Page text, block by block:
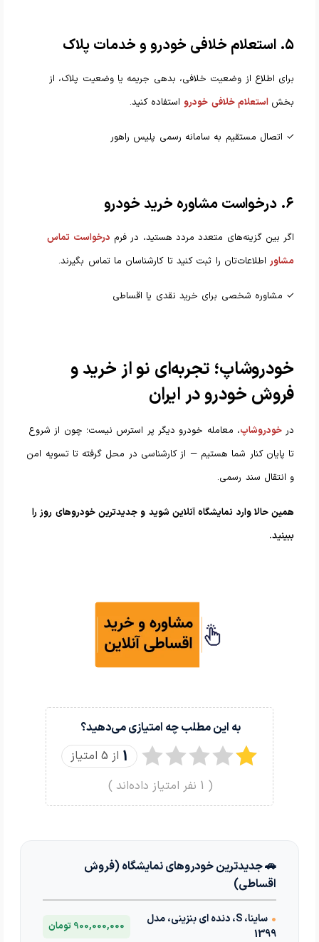
۵. استعلام خلافی خودرو و خدمات پلاک
برای اطلاع از وضعیت خلافی، بدهی جریمه یا وضعیت پلاک، از
بخش استعلام خلافی خودرواستفاده کنید.
✓ اتصال مستقیم به سامانه رسمی پلیس راهور
۶. درخواست مشاوره خرید خودرو
اگر بین گزینه‌های متعدد مردد هستید، در فرم درخواست تماس
مشاوراطلاعات‌تان را ثبت کنید تا کارشناسان ما تماس بگیرند.
✓ مشاوره شخصی برای خرید نقدی یا اقساطی
خودروشاپ؛ تجربه‌ای نو از خرید و
فروش خودرو در ایران
درخودروشاپ، معامله خودرو دیگر پر استرس نیست؛ چون از شروع
تا پایان کنار شما هستیم — از کارشناسی در محل گرفته تا تسویه امن
و انتقال سند رسمی.
همین حالا وارد نمایشگاه آنلاین شوید و جدیدترین خودروهای روز را
ببینید.
به این مطلب چه امتیازی می‌دهید؟
1 از 5 امتیاز
(
1 نفر امتیاز داده‌اند )
🚗 جدیدترین خودروهای نمایشگاه (فروش
اقساطی)
•
ساینا، S، دنده ای بنزینی، مدل
1399
900,000,000 تومان